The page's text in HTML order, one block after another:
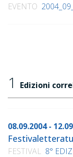
EVENTO
1 Edizioni
08.09.2004 -
FESTIVAL 8°